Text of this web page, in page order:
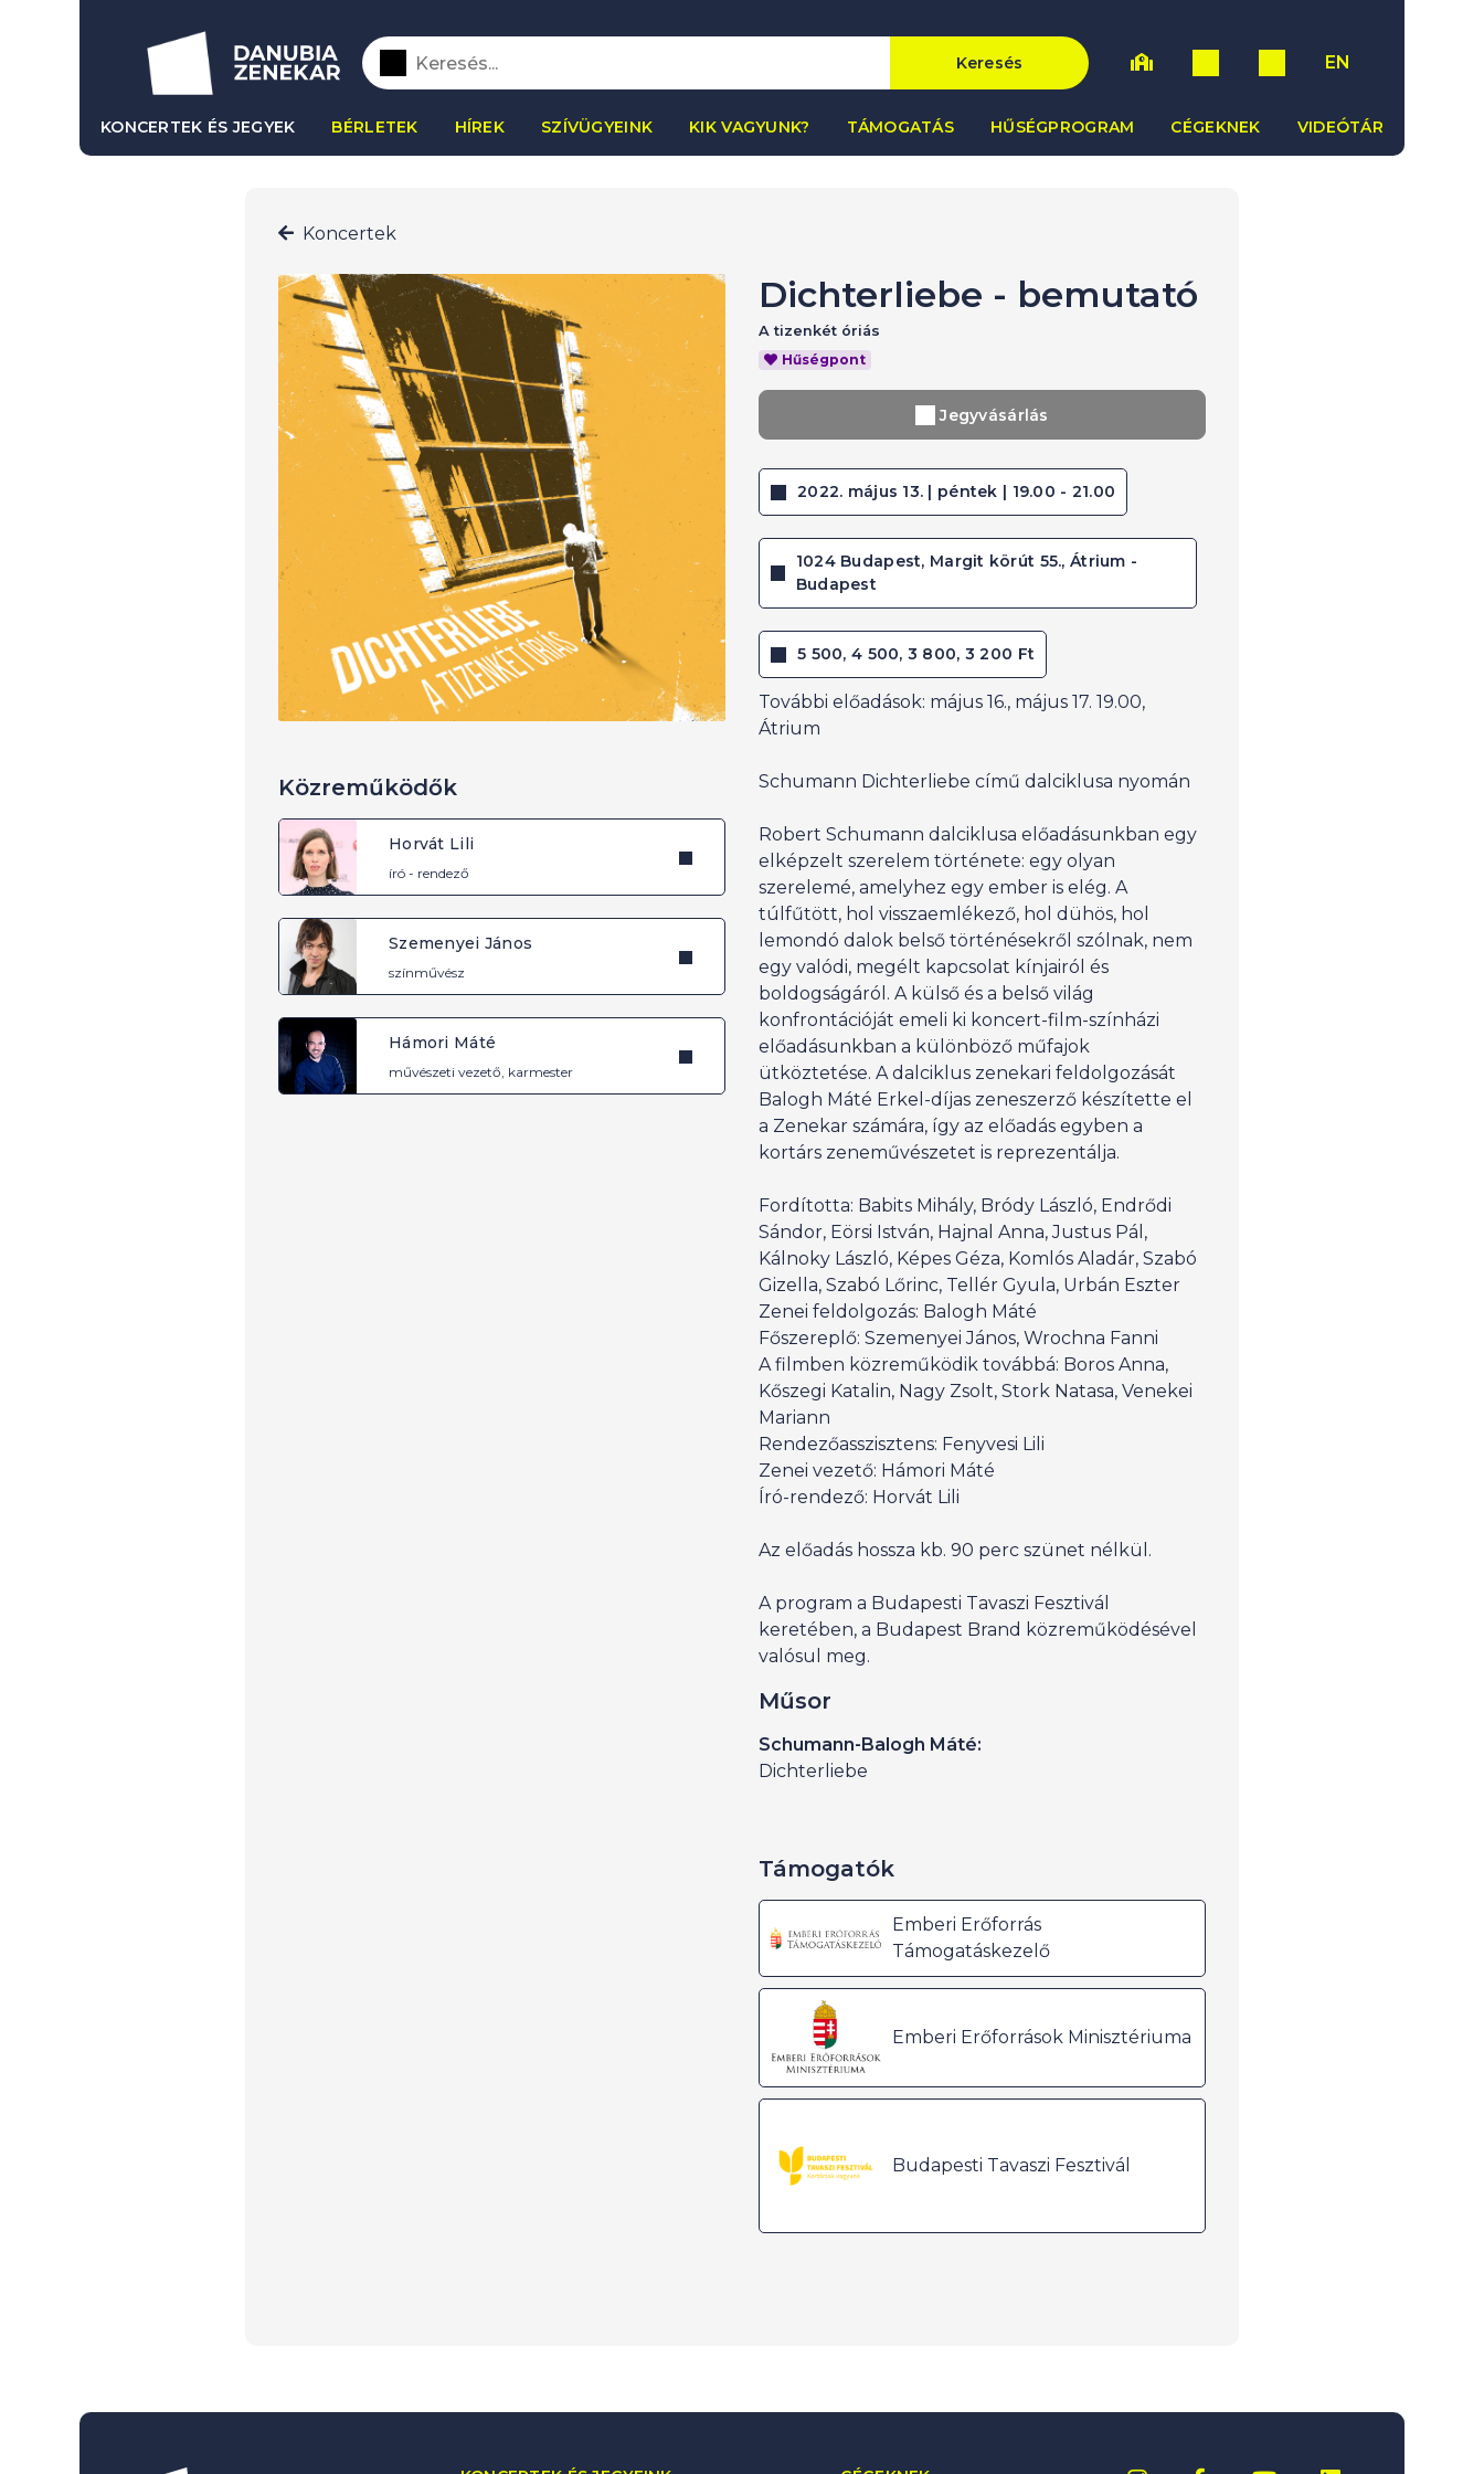
Keresés EN
KONCERTEK ÉS JEGYEK BÉRLETEK HÍREK SZÍVÜGYEINK KIK VAGYUNK? TÁMOGATÁS HŰSÉGPROGRAM CÉGEKNEK VIDEÓTÁR
Koncertek
Közreműködők
Horvát Lili
író - rendező
Szemenyei János
színművész
Hámori Máté
művészeti vezető, karmester
Dichterliebe - bemutató
A tizenkét óriás
Hűségpont
Jegyvásárlás
2022. május 13. | péntek | 19.00 - 21.00
1024 Budapest, Margit körút 55., Átrium -
Budapest
5 500, 4 500, 3 800, 3 200 Ft
További előadások: május 16., május 17. 19.00,
Átrium
Schumann Dichterliebe című dalciklusa nyomán
Robert Schumann dalciklusa előadásunkban egy
elképzelt szerelem története: egy olyan
szerelemé, amelyhez egy ember is elég. A
túlfűtött, hol visszaemlékező, hol dühös, hol
lemondó dalok belső történésekről szólnak, nem
egy valódi, megélt kapcsolat kínjairól és
boldogságáról. A külső és a belső világ
konfrontációját emeli ki koncert-film-színházi
előadásunkban a különböző műfajok
ütköztetése. A dalciklus zenekari feldolgozását
Balogh Máté Erkel-díjas zeneszerző készítette el
a Zenekar számára, így az előadás egyben a
kortárs zeneművészetet is reprezentálja.
Fordította: Babits Mihály, Bródy László, Endrődi
Sándor, Eörsi István, Hajnal Anna, Justus Pál,
Kálnoky László, Képes Géza, Komlós Aladár, Szabó
Gizella, Szabó Lőrinc, Tellér Gyula, Urbán Eszter
Zenei feldolgozás: Balogh Máté
Főszereplő: Szemenyei János, Wrochna Fanni
A filmben közreműködik továbbá: Boros Anna,
Kőszegi Katalin, Nagy Zsolt, Stork Natasa, Venekei
Mariann
Rendezőasszisztens: Fenyvesi Lili
Zenei vezető: Hámori Máté
Író-rendező: Horvát Lili
Az előadás hossza kb. 90 perc szünet nélkül.
A program a Budapesti Tavaszi Fesztivál
keretében, a Budapest Brand közreműködésével
valósul meg.
Műsor
Schumann-Balogh Máté:
Dichterliebe
Támogatók
Emberi Erőforrás
Támogatáskezelő
Emberi Erőforrások Minisztériuma
Budapesti Tavaszi Fesztivál